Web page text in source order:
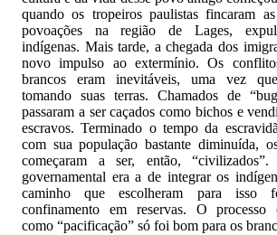
quando os tropeiros paulistas fincaram
povoações na região de Lages,
indígenas. Mais tarde, a chegada dos
novo impulso ao extermínio. Os
brancos eram inevitáveis, uma vez
tomando suas terras. Chamados de
passaram a ser caçados como bichos e
escravos. Terminado o tempo da
com sua população bastante diminuída,
começaram a ser, então,
governamental era a de integrar os
caminho que escolheram para
confinamento em reservas. O processo
como “pacificação” só foi bom para os